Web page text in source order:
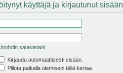
käyttäjä ja kirjautunut
salasanani
Kirjaudu automaattisesti sisään.
Piilota paikalla olemiseni tällä kertaa